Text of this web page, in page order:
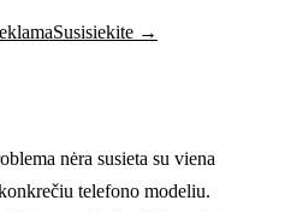
Susisiekite →
nėra susieta su viena
telefono modeliu.